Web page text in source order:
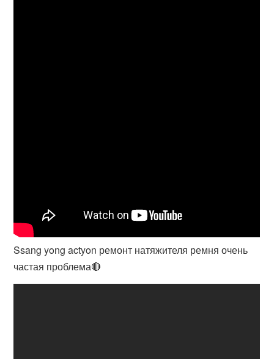
Ssang yong actyon ремонт натяжителя ремня очень
частая проблема🔴